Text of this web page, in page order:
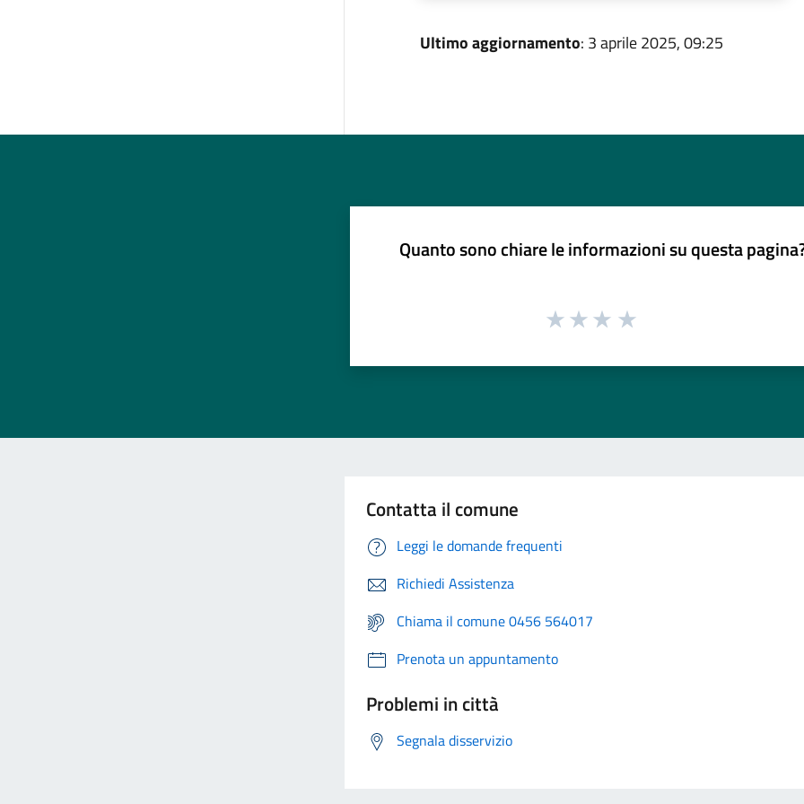
Ultimo aggiornamento: 3 aprile 2025, 09:25
Quanto sono chiare le informazioni su questa
Contatta il comune
Leggi le domande frequenti
Richiedi Assistenza
Chiama il comune 0456 564017
Prenota un appuntamento
Problemi in città
Segnala disservizio